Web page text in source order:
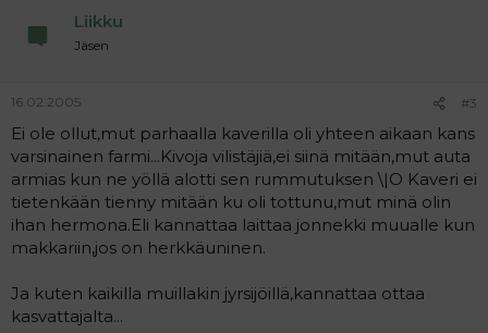
Liikku
Jäsen
16.02.2005 #3
Ei ole ollut,mut parhaalla kaverilla oli yhteen aikaan kans
varsinainen farmi...Kivoja vilistäjiä,ei siinä mitään,mut auta
armias kun ne yöllä alotti sen rummutuksen \|O Kaveri ei
tietenkään tienny mitään ku oli tottunu,mut minä olin
ihan hermona.Eli kannattaa laittaa jonnekki muualle kun
makkariin,jos on herkkäuninen.
Ja kuten kaikilla muillakin jyrsijöillä,kannattaa ottaa
kasvattajalta...